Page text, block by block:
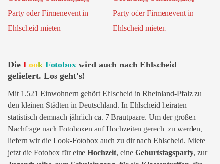
Die Look Fotobox wird auch nach Ehlscheid
geliefert. Los geht's!
Mit 1.521 Einwohnern gehört Ehlscheid in Rheinland-Pfalz zu
den kleinen Städten in Deutschland. In Ehlscheid heiraten
statistisch demnach jährlich ca. 7 Brautpaare. Um der großen
Nachfrage nach Fotoboxen auf Hochzeiten gerecht zu werden,
liefern wir die Look-Fotobox auch zu dir nach Ehlscheid. Miete
jetzt die Fotobox für eine Hochzeit, eine Geburtstagsparty, zur